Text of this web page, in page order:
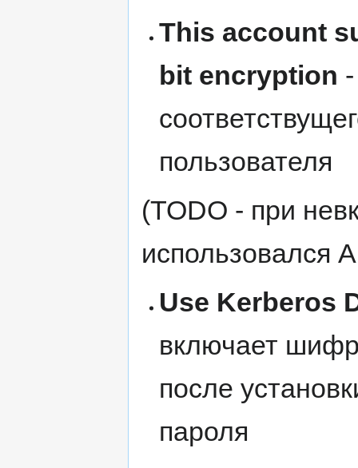
This account
bit encryption
пользователя
(TODO - при
использовался
Use Kerberos
включает
после
пароля